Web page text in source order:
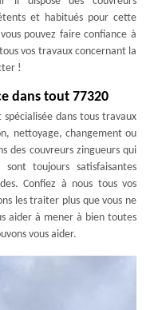
et habitués pour cette
pouvez faire confiance à
vos travaux concernant la
!
dans tout 77320
dans tous travaux
nettoyage, changement ou
des couvreurs zingueurs qui
toujours satisfaisantes
Confiez à nous tous vos
les traiter plus que vous ne
aider à mener à bien toutes
vous aider.